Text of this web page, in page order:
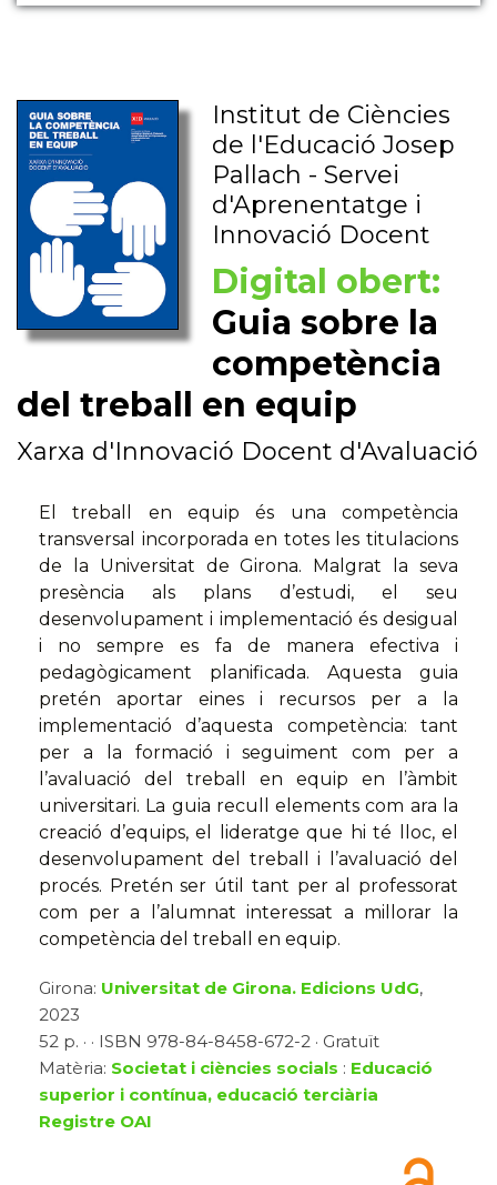
Institut de Ciències
de l'Educació Josep
Pallach - Servei
d'Aprenentatge i
Innovació Docent
Digital obert:
Guia sobre la
competència
del treball en equip
Xarxa d'Innovació Docent d'Avaluació
El treball en equip és una competència
transversal incorporada en totes les titulacions
de la Universitat de Girona. Malgrat la seva
presència als plans d’estudi, el seu
desenvolupament i implementació és desigual
i no sempre es fa de manera efectiva i
pedagògicament planificada. Aquesta guia
pretén aportar eines i recursos per a la
implementació d’aquesta competència: tant
per a la formació i seguiment com per a
l’avaluació del treball en equip en l’àmbit
universitari. La guia recull elements com ara la
creació d’equips, el lideratge que hi té lloc, el
desenvolupament del treball i l’avaluació del
procés. Pretén ser útil tant per al professorat
com per a l’alumnat interessat a millorar la
competència del treball en equip.
Girona: Universitat de Girona. Edicions UdG,
2023
52 p. · · ISBN 978-84-8458-672-2 · Gratuït
Matèria: Societat i ciències socials : Educació
superior i contínua, educació terciària
Registre OAI